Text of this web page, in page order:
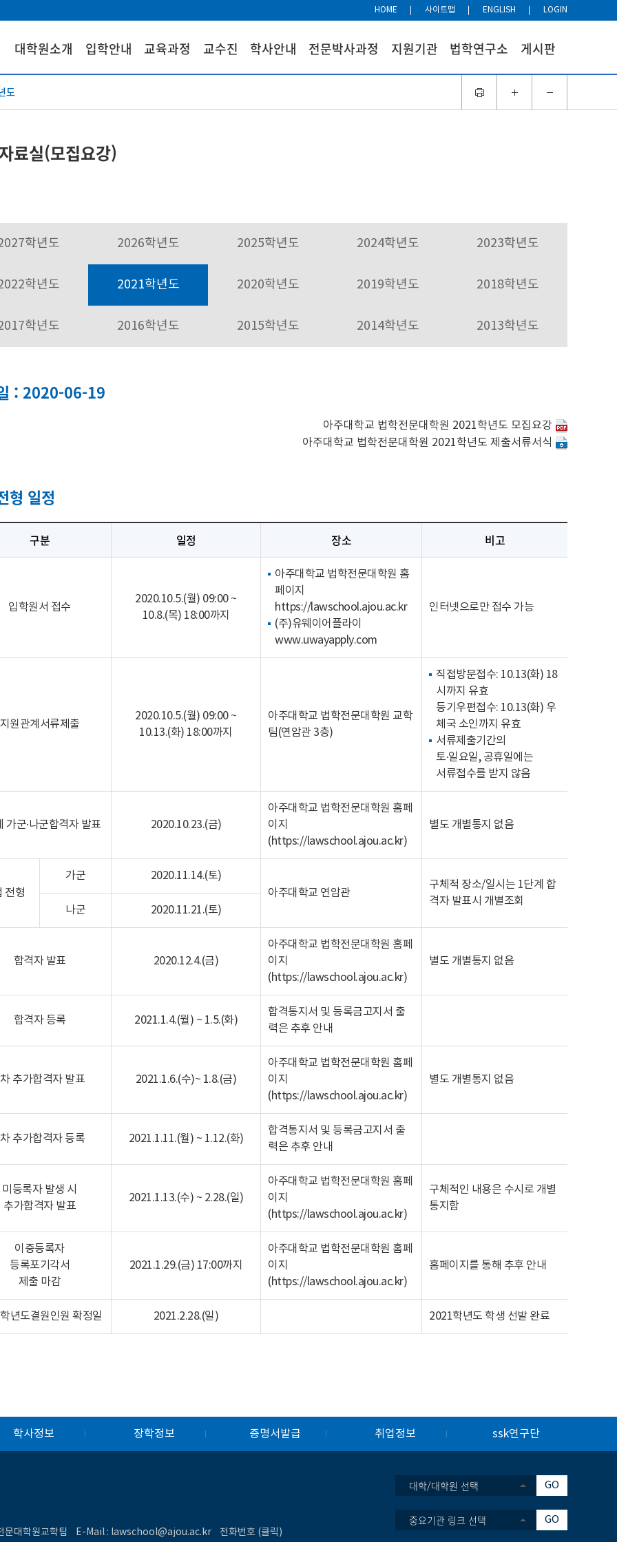
HOME 사이트맵 ENGLISH LOGIN
대학원소개 입학안내 교육과정 교수진 학사안내 전문박사과정 지원기관 법학연구소 게시판
도
료실(모집요강)
학년도 2026학년도 2025학년도 2024학년도 2023학년도
학년도 2021학년도 2020학년도 2019학년도 2018학년도
학년도 2016학년도 2015학년도 2014학년도 2013학년도
: 2020-06-19
아주대학교 법학전문대학원 2021학년도 모집요강
아주대학교 법학전문대학원 2021학년도 제출서류서식
형 일정
구분 일정 장소 비고
입학원서 접수
2020.10.5.(월) 09:00 ~
10.8.(목) 18:00까지
아주대학교 법학전문대학원 홈
페이지
https://lawschool.ajou.ac.kr
(주)유웨이어플라이
www.uwayapply.com
인터넷으로만 접수 가능
지원관계서류제출
2020.10.5.(월) 09:00 ~
10.13.(화) 18:00까지
아주대학교 법학전문대학원 교학
팀(연암관 3층)
직접방문접수: 10.13(화) 18
시까지 유효
등기우편접수: 10.13(화) 우
체국 소인까지 유효
서류제출기간의
토·일요일, 공휴일에는
서류접수를 받지 않음
가군·나군합격자 발표 2020.10.23.(금)
아주대학교 법학전문대학원 홈페
이지
(https://lawschool.ajou.ac.kr)
별도 개별통지 없음
전형
가군
2020.11.14.(토)
아주대학교 연암관
구체적 장소/일시는 1단계 합
격자 발표시 개별조회
나군 2020.11.21.(토)
합격자 발표 2020.12.4.(금)
아주대학교 법학전문대학원 홈페
이지
(https://lawschool.ajou.ac.kr)
별도 개별통지 없음
합격자 등록 2021.1.4.(월) ~ 1.5.(화)
합격통지서 및 등록금고지서 출
력은 추후 안내
추가합격자 발표 2021.1.6.(수)~ 1.8.(금)
아주대학교 법학전문대학원 홈페
이지
(https://lawschool.ajou.ac.kr)
별도 개별통지 없음
추가합격자 등록 2021.1.11.(월) ~ 1.12.(화)
합격통지서 및 등록금고지서 출
력은 추후 안내
미등록자 발생 시
추가합격자 발표
2021.1.13.(수) ~ 2.28.(일)
아주대학교 법학전문대학원 홈페
이지
(https://lawschool.ajou.ac.kr)
구체적인 내용은 수시로 개별
통지함
이중등록자
등록포기각서
제출 마감
2021.1.29.(금) 17:00까지
아주대학교 법학전문대학원 홈페
이지
(https://lawschool.ajou.ac.kr)
홈페이지를 통해 추후 안내
년도결원인원 확정일 2021.2.28.(일) 2021학년도 학생 선발 완료
학사정보 장학정보 증명서발급 취업정보 ssk연구단
대학/대학원 선택 GO
중요기관 링크 선택 GO
문대학원교학팀 E-Mail : lawschool@ajou.ac.kr 전화번호 (클릭)